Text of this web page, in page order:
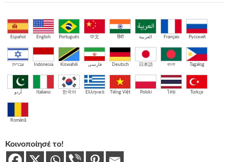
Español English Português 中文 हिंदी العربية Français Русский
עברית Indonesia Kiswahili فارسی Deutsch 日本語 বাংলা Tagalog
اُردو Italiano 한국어 Ελληνικά Tiếng Việt Polski ไทย Türkçe
Română
Κοινοποίησέ το!